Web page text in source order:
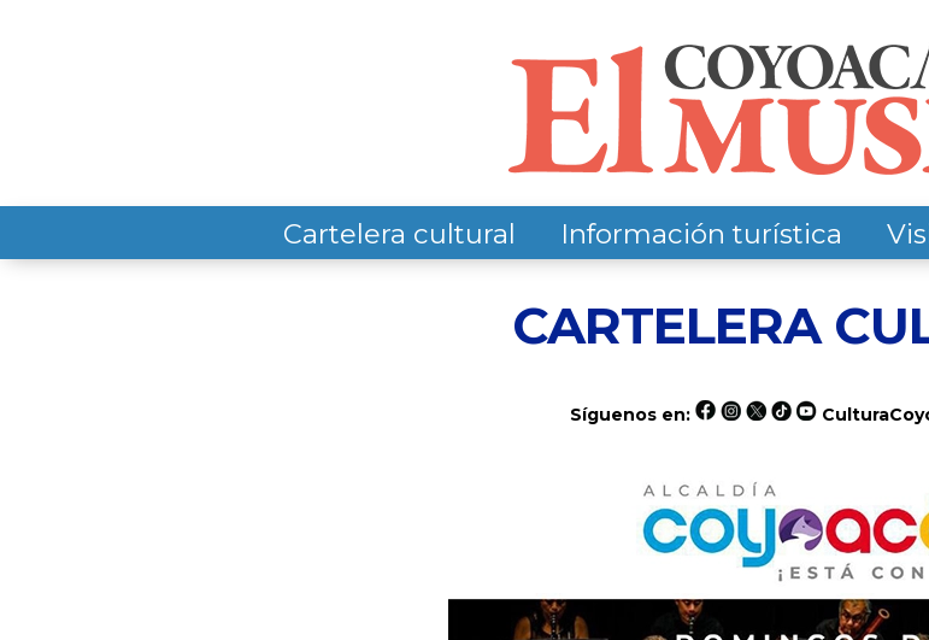
Cartelera cultural Información turística
CARTELERA
Síguenos en: